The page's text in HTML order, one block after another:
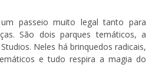
passeio muito legal tanto para
São dois parques temáticos, a
Neles há brinquedos radicais,
e tudo respira a magia do